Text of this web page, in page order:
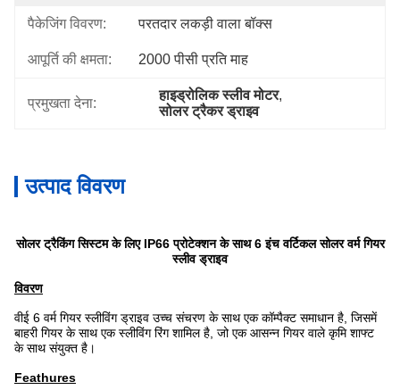
पैकेजिंग विवरण: परतदार लकड़ी वाला बॉक्स
आपूर्ति की क्षमता: 2000 पीसी प्रति माह
प्रमुखता देना:
हाइड्रोलिक स्लीव मोटर,
सोलर ट्रैकर ड्राइव
उत्पाद विवरण
सोलर ट्रैकिंग सिस्टम के लिए IP66 प्रोटेक्शन के साथ 6 इंच वर्टिकल सोलर वर्म गियर
स्लीव ड्राइव
विवरण
वीई 6 वर्म गियर स्लीविंग ड्राइव उच्च संचरण के साथ एक कॉम्पैक्ट समाधान है, जिसमें
बाहरी गियर के साथ एक स्लीविंग रिंग शामिल है, जो एक आसन्न गियर वाले कृमि शाफ्ट
के साथ संयुक्त है।
Feathures